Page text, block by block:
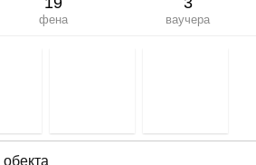
фена ваучера